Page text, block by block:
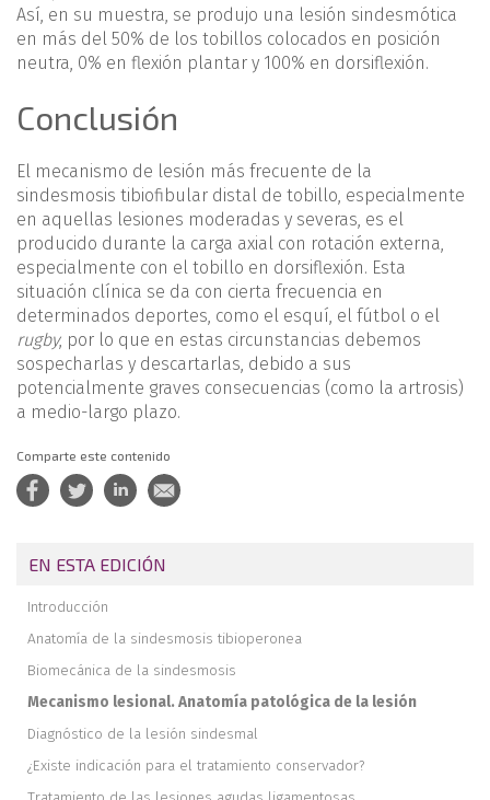
Así, en su muestra, se produjo una lesión sindesmótica
en más del 50% de los tobillos colocados en posición
neutra, 0% en flexión plantar y 100% en dorsiflexión.
Conclusión
El mecanismo de lesión más frecuente de la
sindesmosis tibiofibular distal de tobillo, especialmente
en aquellas lesiones moderadas y severas, es el
producido durante la carga axial con rotación externa,
especialmente con el tobillo en dorsiflexión. Esta
situación clínica se da con cierta frecuencia en
determinados deportes, como el esquí, el fútbol o el
rugby, por lo que en estas circunstancias debemos
sospecharlas y descartarlas, debido a sus
potencialmente graves consecuencias (como la artrosis)
a medio-largo plazo.
Comparte este contenido
EN ESTA EDICIÓN
Introducción
Anatomía de la sindesmosis tibioperonea
Biomecánica de la sindesmosis
Mecanismo lesional. Anatomía patológica de la lesión
Diagnóstico de la lesión sindesmal
¿Existe indicación para el tratamiento conservador?